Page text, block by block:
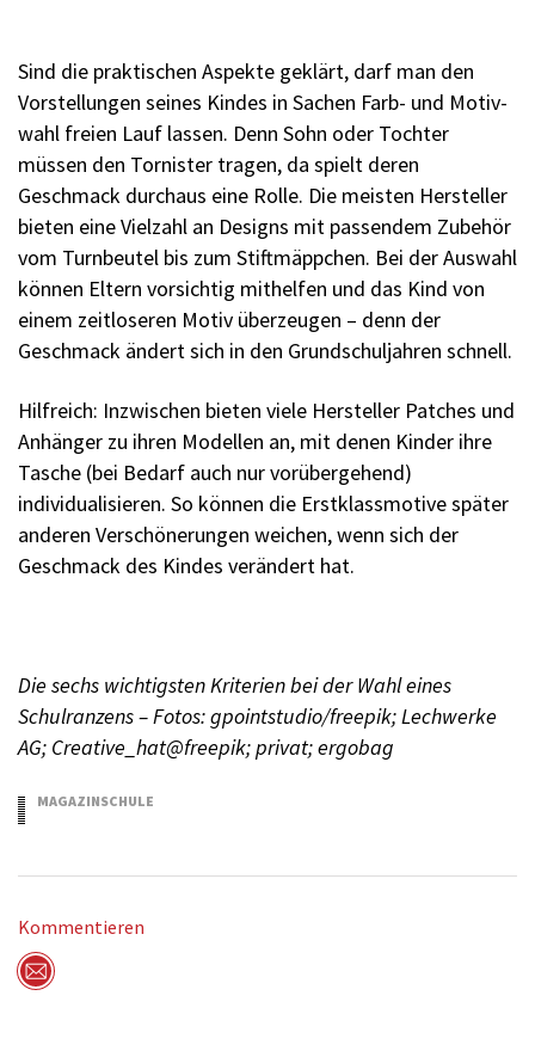
Sind die praktischen Aspekte geklärt, darf man den
Vorstellungen seines Kindes in Sachen Farb- und Motiv­
wahl freien Lauf lassen. Denn Sohn oder Tochter
müssen den Tornister tragen, da spielt deren
Geschmack durchaus eine Rolle. Die meisten Hersteller
bieten eine Vielzahl an Designs mit passendem Zubehör
vom Turnbeutel bis zum Stiftmäppchen. Bei der Auswahl
können Eltern vorsichtig mithelfen und das Kind von
einem zeitloseren Motiv überzeugen – denn der
Geschmack ändert sich in den Grundschuljahren schnell.
Hilfreich: Inzwischen bieten viele Hersteller Patches und
Anhänger zu ihren Modellen an, mit denen Kinder ihre
Tasche (bei Bedarf auch nur vorübergehend)
individualisieren. So können die Erstklassmotive später
anderen Verschönerungen weichen, wenn sich der
Geschmack des Kindes verändert hat.
Die sechs wichtigsten Kriterien bei der Wahl eines
Schulranzens – Fotos: gpointstudio/freepik; Lechwerke
AG; Creative_hat@freepik; privat; ergobag
MAGAZINSCHULE
Kommentieren